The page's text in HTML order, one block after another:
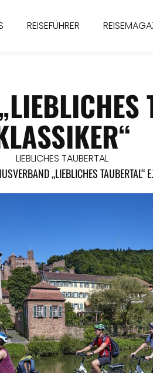
REISEFÜHRER
LIEBLICHES TAUBERTAL
„LIEBLICHES TAUBERTAL“